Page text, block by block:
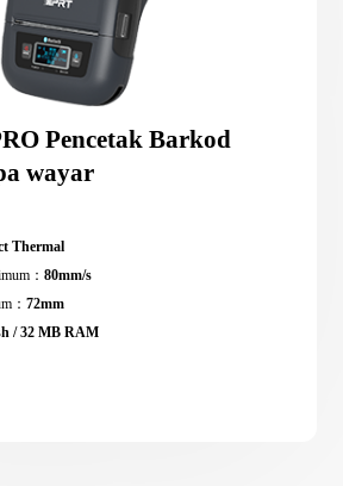
Pencetak Barkod
wayar
Thermal
：80mm/s
：72mm
/ 32 MB RAM